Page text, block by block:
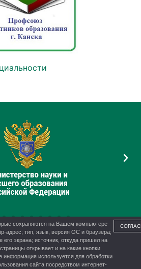
образования администрации г.
сохраняются на Вашем компьютере
адрес; тип, язык, версия ОС и браузера;
его экрана; источник, откуда пришел на
открывает и на какие кнопки
информация используется для обработки
сайта посредством интернет-